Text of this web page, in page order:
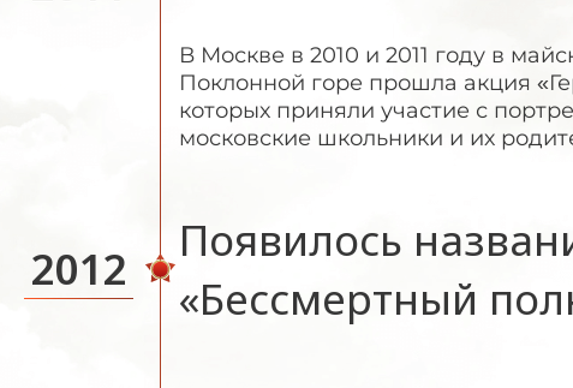
В Москве в 2010 и 2011 году в
Поклонной горе прошла акция
которых приняли участие с
московские школьники и их
2012
Появилось
«Бессмертный